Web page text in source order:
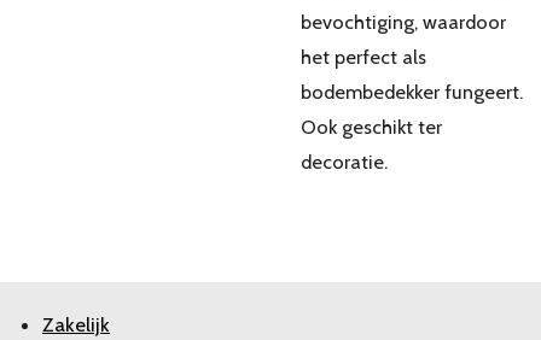
bevochtiging, waardoor
het perfect als
bodembedekker fungeert.
Ook geschikt ter
decoratie.
Zakelijk